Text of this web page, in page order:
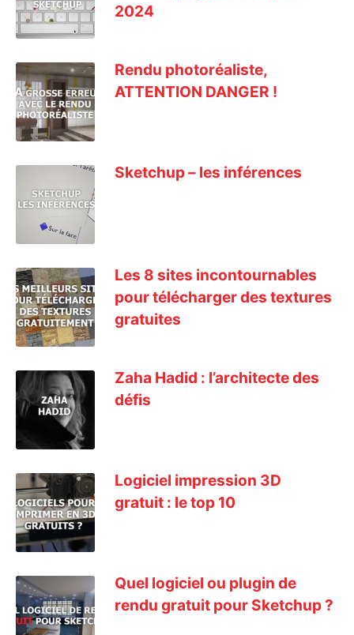
2024
Rendu photoréaliste,
ATTENTION DANGER !
Sketchup – les inférences
Les 8 sites incontournables
pour télécharger des textures
gratuites
Zaha Hadid : l’architecte des
défis
Logiciel impression 3D
gratuit : le top 10
Quel logiciel ou plugin de
rendu gratuit pour Sketchup ?